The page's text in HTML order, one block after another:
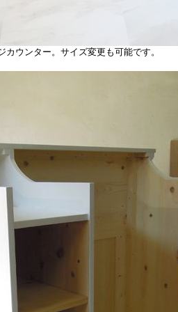
ウンター。サイズ変更も可能です。